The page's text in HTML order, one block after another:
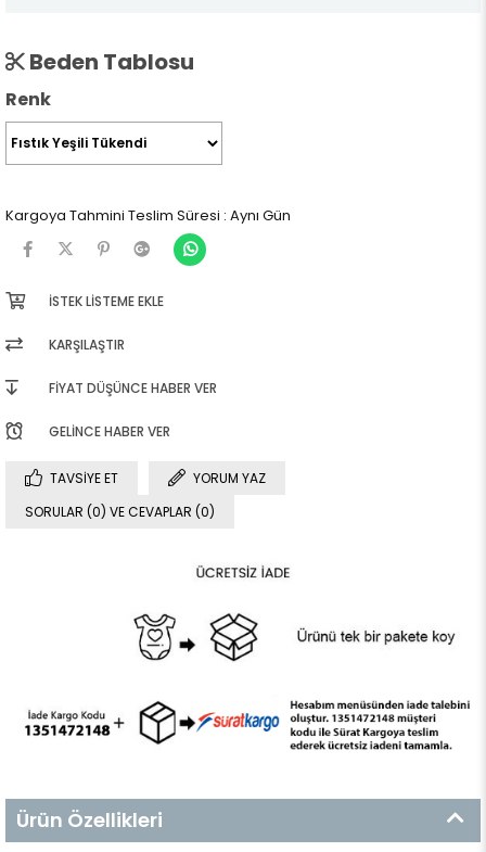
Beden Tablosu
Renk
Kargoya Tahmini Teslim Süresi : Aynı Gün
İSTEK LISTEME EKLE
KARŞILAŞTIR
FIYAT DÜŞÜNCE HABER VER
GELINCE HABER VER
TAVSIYE ET
YORUM YAZ
SORULAR (0) VE CEVAPLAR (0)
Ürün Özellikleri